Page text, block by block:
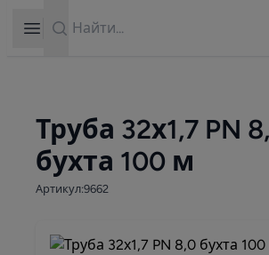
Open sidebar
Труба 32х1,7 PN
бухта 100 м
Артикул:9662